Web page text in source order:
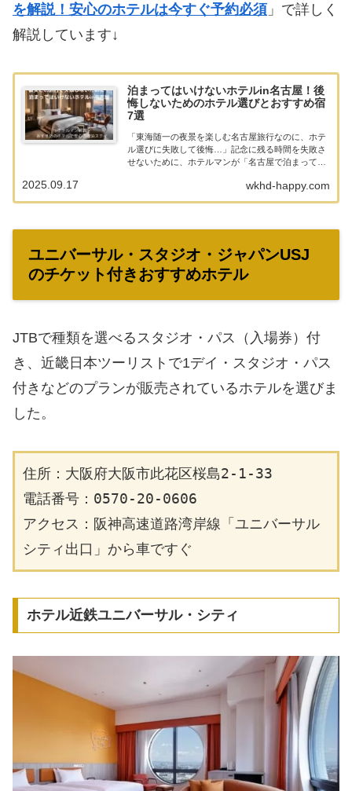
を解説！安心のホテルは今すぐ予約必須 」で詳しく
解説しています↓
泊まってはいけないホテルin名古屋！後
悔しないためのホテル選びとおすすめ宿
7選
「東海随一の夜景を楽しむ名古屋旅行なのに、ホテ
ル選びに失敗して後悔…」記念に残る時間を失敗さ
せないために、ホテルマンが「名古屋で泊まっては
に、彼女と安心して寛げるおすすめのホテルも紹介
しています。
wkhd-happy.com
2025.09.17
ユニバーサル・スタジオ・ジャパンUSJ
のチケット付きおすすめホテル
JTBで種類を選べるスタジオ・パス（入場券）付
き、近畿日本ツーリストで1デイ・スタジオ・パス
付きなどのプランが販売されているホテルを選びま
した。
住所：大阪府大阪市此花区桜島2-1-33
電話番号：0570-20-0606
アクセス：阪神高速道路湾岸線「ユニバーサル
シティ出口」から車ですぐ
ホテル近鉄ユニバーサル・シティ